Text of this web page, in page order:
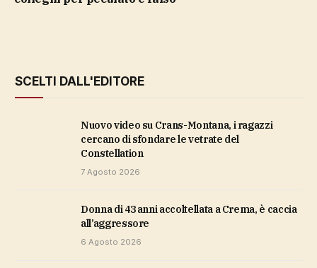
SCELTI DALL'EDITORE
Nuovo video su Crans-Montana, i ragazzi
cercano di sfondare le vetrate del
Constellation
7 Agosto 2026
Donna di 43 anni accoltellata a Crema, è caccia
all’aggressore
6 Agosto 2026